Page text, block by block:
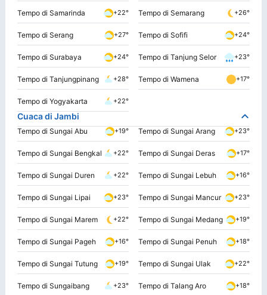
Tempo di Samarinda +22° Tempo di Semarang +26°
Tempo di Serang +27° Tempo di Sofifi +24°
Tempo di Surabaya +24° Tempo di Tanjung Selor +23°
Tempo di Tanjungpinang +28° Tempo di Wamena +17°
Tempo di Yogyakarta +22°
Cuaca di Jambi
Tempo di Sungai Abu +19° Tempo di Sungai Arang +23°
Tempo di Sungai Bengkal +22° Tempo di Sungai Deras +17°
Tempo di Sungai Duren +22° Tempo di Sungai Lebuh +16°
Tempo di Sungai Lipai +23° Tempo di Sungai Mancur +23°
Tempo di Sungai Marem +22° Tempo di Sungai Medang +19°
Tempo di Sungai Pageh +16° Tempo di Sungai Penuh +18°
Tempo di Sungai Tutung +19° Tempo di Sungai Ulak +22°
Tempo di Sungaibang +23° Tempo di Talang Aro +18°